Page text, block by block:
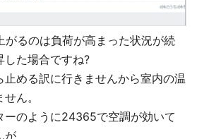
がるのは負荷が高まった状況が続
した場合ですね?
止める訳に行きませんから室内の温
ん。
ーのように24365で空調が効いて
が